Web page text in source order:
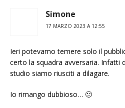
Simone
17 MARZO 2023 A 12:55
Ieri potevamo temere solo il
certo la squadra avversaria. Infatti
studio siamo riusciti a dilagare.
Io rimango dubbioso… 🙂